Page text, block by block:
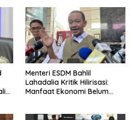
Menteri ESDM Bahlil
Lahadalia Kritik Hilirisasi:
Manfaat Ekonomi Belum